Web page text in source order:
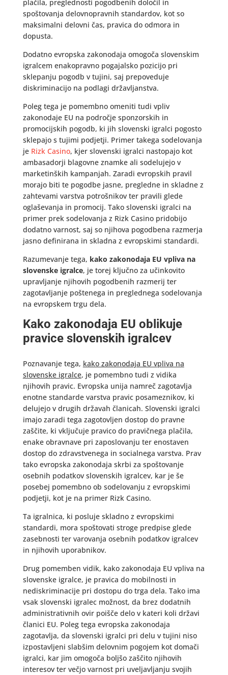
plačila, preglednosti pogodbenih določil in
spoštovanja delovnopravnih standardov, kot so
maksimalni delovni čas, pravica do odmora in
dopusta.
Dodatno evropska zakonodaja omogoča slovenskim
igralcem enakopravno pogajalsko pozicijo pri
sklepanju pogodb v tujini, saj prepoveduje
diskriminacijo na podlagi državljanstva.
Poleg tega je pomembno omeniti tudi vpliv
zakonodaje EU na področje sponzorskih in
promocijskih pogodb, ki jih slovenski igralci pogosto
sklepajo s tujimi podjetji. Primer takega sodelovanja
je Rizk Casino, kjer slovenski igralci nastopajo kot
ambasadorji blagovne znamke ali sodelujejo v
marketinških kampanjah. Zaradi evropskih pravil
morajo biti te pogodbe jasne, pregledne in skladne z
zahtevami varstva potrošnikov ter pravili glede
oglaševanja in promocij. Tako slovenski igralci na
primer prek sodelovanja z Rizk Casino pridobijo
dodatno varnost, saj so njihova pogodbena razmerja
jasno definirana in skladna z evropskimi standardi.
Razumevanje tega, kako zakonodaja EU vpliva na
slovenske igralce, je torej ključno za učinkovito
upravljanje njihovih pogodbenih razmerij ter
zagotavljanje poštenega in preglednega sodelovanja
na evropskem trgu dela.
Kako zakonodaja EU oblikuje
pravice slovenskih igralcev
Poznavanje tega, kako zakonodaja EU vpliva na
slovenske igralce, je pomembno tudi z vidika
njihovih pravic. Evropska unija namreč zagotavlja
enotne standarde varstva pravic posameznikov, ki
delujejo v drugih državah članicah. Slovenski igralci
imajo zaradi tega zagotovljen dostop do pravne
zaščite, ki vključuje pravico do pravičnega plačila,
enake obravnave pri zaposlovanju ter enostaven
dostop do zdravstvenega in socialnega varstva. Prav
tako evropska zakonodaja skrbi za spoštovanje
osebnih podatkov slovenskih igralcev, kar je še
posebej pomembno ob sodelovanju z evropskimi
podjetji, kot je na primer Rizk Casino.
Ta igralnica, ki posluje skladno z evropskimi
standardi, mora spoštovati stroge predpise glede
zasebnosti ter varovanja osebnih podatkov igralcev
in njihovih uporabnikov.
Drug pomemben vidik, kako zakonodaja EU vpliva na
slovenske igralce, je pravica do mobilnosti in
nediskriminacije pri dostopu do trga dela. Tako ima
vsak slovenski igralec možnost, da brez dodatnih
administrativnih ovir poišče delo v kateri koli državi
članici EU. Poleg tega evropska zakonodaja
zagotavlja, da slovenski igralci pri delu v tujini niso
izpostavljeni slabšim delovnim pogojem kot domači
igralci, kar jim omogoča boljšo zaščito njihovih
interesov ter večjo varnost pri uveljavljanju svojih